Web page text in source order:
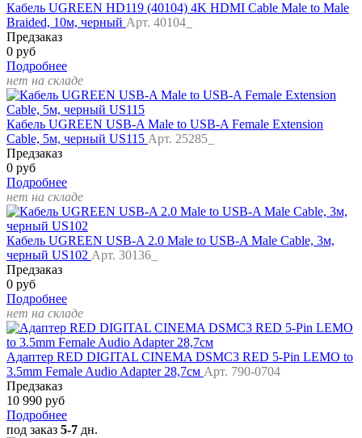
Кабель UGREEN HD119 (40104) 4K HDMI Cable Male to Male
Braided, 10м, черный Арт. 40104_
Предзаказ
0 руб
Подробнее
нет на складе
Кабель UGREEN USB-A Male to USB-A Female Extension
Cable, 5м, черный US115 Арт. 25285_
Предзаказ
0 руб
Подробнее
нет на складе
Кабель UGREEN USB-A 2.0 Male to USB-A Male Cable, 3м,
черный US102 Арт. 30136_
Предзаказ
0 руб
Подробнее
нет на складе
Адаптер RED DIGITAL CINEMA DSMC3 RED 5-Pin LEMO to
3.5mm Female Audio Adapter 28,7см Арт. 790-0704
Предзаказ
10 990 руб
Подробнее
под заказ 5-7 дн.